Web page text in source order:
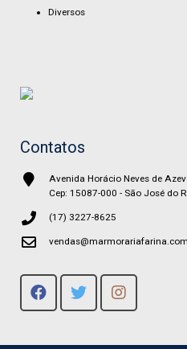
Diversos
Contatos
Avenida Horácio Neves de
Cep: 15087-000 - São José do
(17) 3227-8625